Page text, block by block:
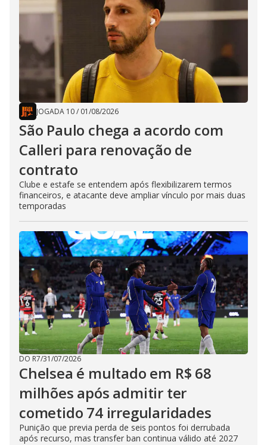
JOGADA 10/ 01/08/2026
São Paulo chega a acordo com
Calleri para renovação de
contrato
Clube e estafe se entendem após flexibilizarem termos
financeiros, e atacante deve ampliar vínculo por mais duas
temporadas
DO R7/31/07/2026
Chelsea é multado em R$ 68
milhões após admitir ter
cometido 74 irregularidades
Punição que previa perda de seis pontos foi derrubada
após recurso, mas transfer ban continua válido até 2027